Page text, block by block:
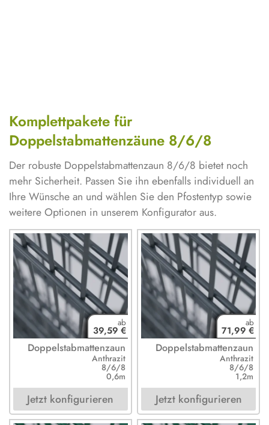
Komplettpakete für
Doppelstabmattenzäune 8/6/8
Der robuste Doppelstabmattenzaun 8/6/8 bietet noch
mehr Sicherheit. Passen Sie ihn ebenfalls individuell an
Ihre Wünsche an und wählen Sie den Pfostentyp sowie
weitere Optionen in unserem Konfigurator aus.
39,59 €
Doppelstabmattenzaun
Anthrazit
8/6/8
0,6m
Jetzt konfigurieren
71,99 €
Doppelstabmattenzaun
Anthrazit
8/6/8
1,2m
Jetzt konfigurieren